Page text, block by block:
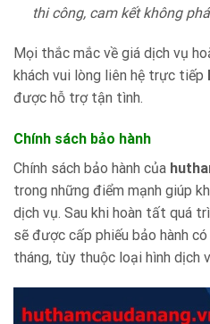
thi công, cam kết không
Mọi thắc mắc về giá dịch vụ
khách vui lòng liên hệ trực tiếp
được hỗ trợ tận tình.
Chính sách bảo hành
Chính sách bảo hành của
trong những điểm mạnh giúp
dịch vụ. Sau khi hoàn tất quá
sẽ được cấp phiếu bảo hành
tháng, tùy thuộc loại hình dịch